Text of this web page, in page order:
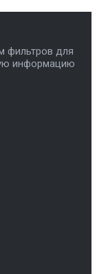
фильтров для
информацию